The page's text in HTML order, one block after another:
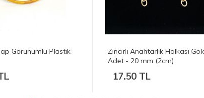
Halkası Gold 10
(2cm)
Anahtarlık Aparatı
Çeşitleri - Adet
4.00 TL